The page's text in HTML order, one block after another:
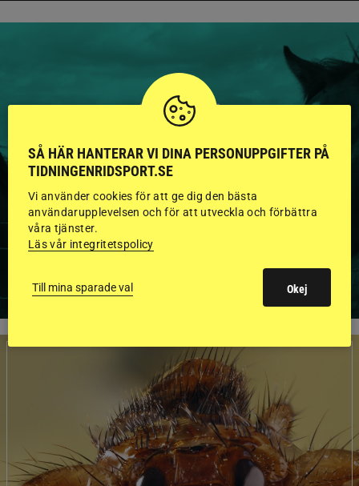
HINGSTAR ONLINE
GODKÄNDA HINGSTAR I
FLERA KATEGORIER MED
BILDER OCH FAKTA
SÅ HÄR HANTERAR VI DINA PERSONUPPGIFTER PÅ
TIDNINGENRIDSPORT.SE
Vi använder cookies för att ge dig den bästa
användarupplevelsen och för att utveckla och förbättra
våra tjänster.
Läs vår integritetspolicy
Till mina sparade val Okej